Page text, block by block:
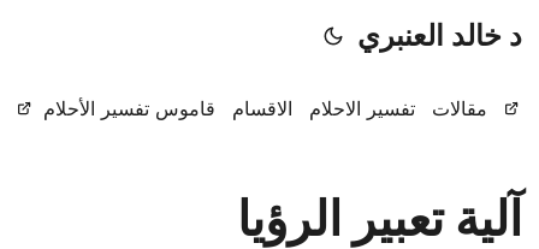
د خالد العنبري
مقالات تفسير الاحلام الاقسام قاموس تفسير الأحلام
آلية تعبير الرؤيا